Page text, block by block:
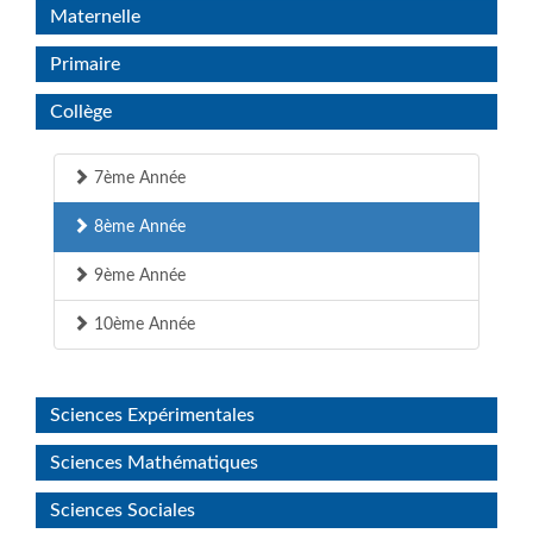
Maternelle
Primaire
Collège
7ème Année
8ème Année
9ème Année
10ème Année
Sciences Expérimentales
Sciences Mathématiques
Sciences Sociales